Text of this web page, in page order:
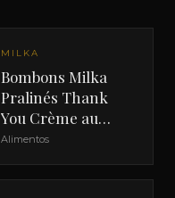
MILKA
Bombons Milka
Pralinés Thank
You Crème au
Cacao
Alimentos